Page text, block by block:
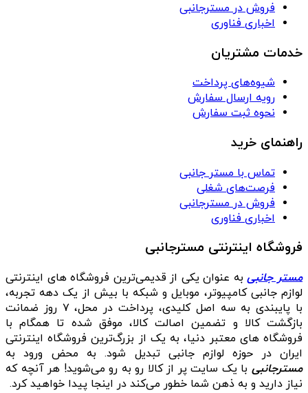
فروش در مسترجانبی
اخباری فناوری
خدمات مشتریان
شیوه‌های پرداخت
رویه ارسال سفارش
نحوه ثبت سفارش
راهنمای خرید
تماس با مستر جانبی
فرصت‌های شغلی
فروش در مسترجانبی
اخباری فناوری
فروشگاه اینترنتی مسترجانبی
مستر جانبیبه عنوان یکی از قدیمی‌ترین فروشگاه های اینترنتی
لوازم جانبی کامپیوتر، موبایل و شبکه با بیش از یک دهه تجربه،
با پایبندی به سه اصل کلیدی، پرداخت در محل، ۷ روز ضمانت
بازگشت کالا و تضمین اصالت کالا، موفق شده تا همگام با
فروشگاه‌ های معتبر دنیا، به یک از بزرگ‌ترین فروشگاه اینترنتی
ایران در حوزه لوازم جانبی تبدیل شود. به محض ورود به
مسترجانبی با یک سایت پر از کالا رو به رو می‌شوید! هر آنچه که
نیاز دارید و به ذهن شما خطور می‌کند در اینجا پیدا خواهید کرد.